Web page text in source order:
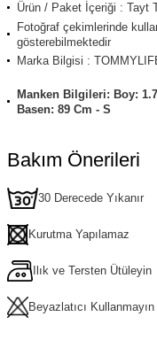
Ürün / Paket İçeriği : Tayt
Fotoğraf çekimlerinde
gösterebilmektedir
Marka Bilgisi :
Manken Bilgileri: Boy:
Basen: 89 Cm - S
Bakım Önerileri
30 Derecede Yıkanır
Kurutma Yapılamaz
Ilık ve Tersten Ütüleyin
Beyazlatıcı Kullanmayın